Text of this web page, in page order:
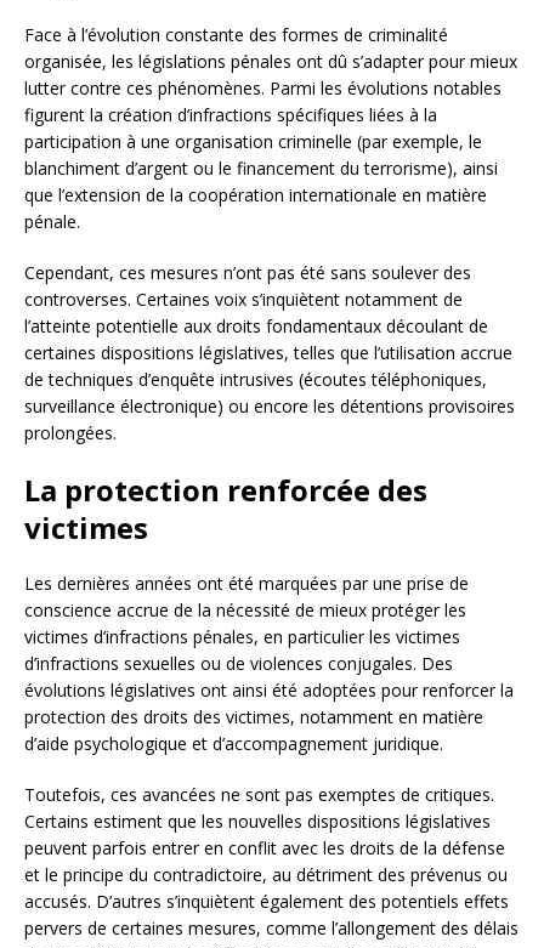
Face à l’évolution constante des formes de criminalité
organisée, les législations pénales ont dû s’adapter pour mieux
lutter contre ces phénomènes. Parmi les évolutions notables
figurent la création d’infractions spécifiques liées à la
participation à une organisation criminelle (par exemple, le
blanchiment d’argent ou le financement du terrorisme), ainsi
que l’extension de la coopération internationale en matière
pénale.
Cependant, ces mesures n’ont pas été sans soulever des
controverses. Certaines voix s’inquiètent notamment de
l’atteinte potentielle aux droits fondamentaux découlant de
certaines dispositions législatives, telles que l’utilisation accrue
de techniques d’enquête intrusives (écoutes téléphoniques,
surveillance électronique) ou encore les détentions provisoires
prolongées.
La protection renforcée des
victimes
Les dernières années ont été marquées par une prise de
conscience accrue de la nécessité de mieux protéger les
victimes d’infractions pénales, en particulier les victimes
d’infractions sexuelles ou de violences conjugales. Des
évolutions législatives ont ainsi été adoptées pour renforcer la
protection des droits des victimes, notamment en matière
d’aide psychologique et d’accompagnement juridique.
Toutefois, ces avancées ne sont pas exemptes de critiques.
Certains estiment que les nouvelles dispositions législatives
peuvent parfois entrer en conflit avec les droits de la défense
et le principe du contradictoire, au détriment des prévenus ou
accusés. D’autres s’inquiètent également des potentiels effets
pervers de certaines mesures, comme l’allongement des délais